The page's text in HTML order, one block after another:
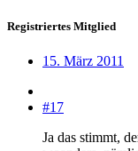
Registriertes Mitglied
15. März 2011
#17
Ja das stimmt,